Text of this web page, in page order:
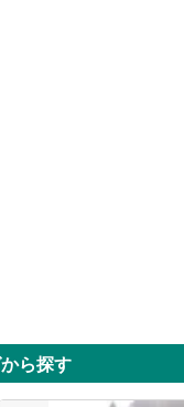
ら探す